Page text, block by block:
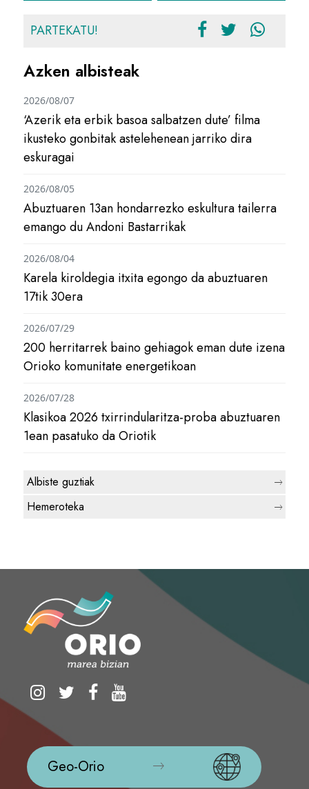
PARTEKATU!
Azken albisteak
‘Azerik eta erbik basoa salbatzen dute’ filma
ikusteko gonbitak astelehenean jarriko dira
eskuragai
2026/08/07
Abuztuaren 13an hondarrezko eskultura tailerra
emango du Andoni Bastarrikak
2026/08/05
Karela kiroldegia itxita egongo da abuztuaren
17tik 30era
2026/08/04
200 herritarrek baino gehiagok eman dute izena
Orioko komunitate energetikoan
2026/07/29
Klasikoa 2026 txirrindularitza-proba abuztuaren
1ean pasatuko da Oriotik
2026/07/28
Albiste guztiak
Hemeroteka
Geo-Orio